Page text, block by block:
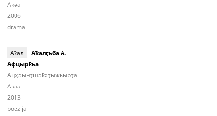
Aҟәа
2006
drama
Аҟал
Аҟалӷьба А.
Афцырҟьа
Аԥ­ҳәынҭ­шәҟәҭы­жьыp­ҭа
Aҟәа
2013
poezija